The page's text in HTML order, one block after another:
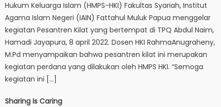
Hukum Keluarga Islam (HMPS-HKI) Fakultas Syariah, Institut
Agama Islam Negeri (IAIN) Fattahul Muluk Papua menggelar
kegiatan Pesantren Kilat yang bertempat di TPQ Abdul Naim,
Hamadi Jayapura, 8 april 2022. Dosen HKI RahmaAnugraheny,
M.Pd menyampaikan bahwa pesantren kilat ini merupakan
kegiatan perdana yang dilakukan oleh HMPS HKI. “Semoga
kegiatan ini […]
Sharing Is Caring